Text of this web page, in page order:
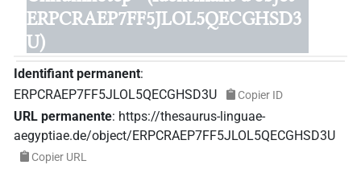
ERPCRAEP7FF5JLOL5QECGHSD3
U)
Identifiant permanent:
ERPCRAEP7FF5JLOL5QECGHSD3U
Copier ID
URL permanente: https://thesaurus-linguae-
aegyptiae.de/object/ERPCRAEP7FF5JLOL5QECGHSD3U
Copier URL